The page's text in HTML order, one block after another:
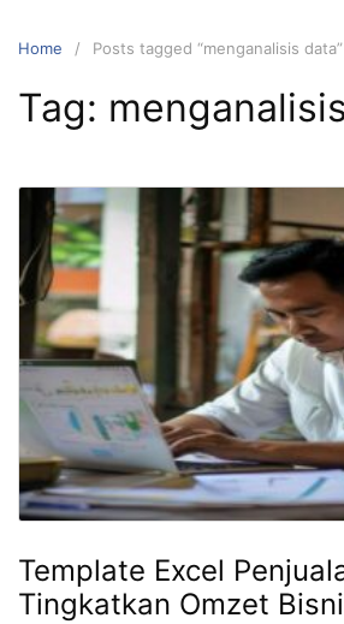
Home Posts tagged “menganalisis data”
Tag:
Template Excel
Tingkatkan Omzet